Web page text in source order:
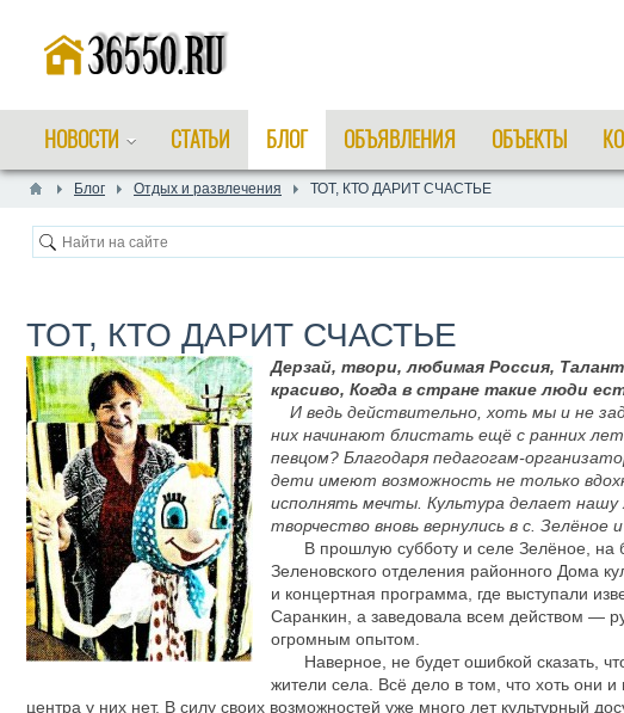
НОВОСТИ СТАТЬИ БЛОГ ОБЪЯВЛЕНИЯ ОБЪЕКТЫ
Блог Отдых и развлечения ​ТОТ, КТО ДАРИТ СЧАСТЬЕ
​ТОТ, КТО ДАРИТ СЧАСТЬЕ
Дерзай, твори, любимая Россия,
красиво, Когда в стране такие люди
И ведь действительно, хоть мы и не
них начинают блистать ещё с ранних
певцом? Благодаря педагогам-
дети имеют возможность не только
исполнять мечты. Культура делает нашу
творчество вновь вернулись в с. Зелёное
В прошлую субботу и селе Зелёное, на
Зеленовского отделения районного Дома
и концертная программа, где выступали
Саранкин, а заведовала всем действом —
огромным опытом.
Наверное, не будет ошибкой сказать,
жители села. Всё дело в том, что хоть они и
центра у них нет. В силу своих возможностей уже много лет культурный